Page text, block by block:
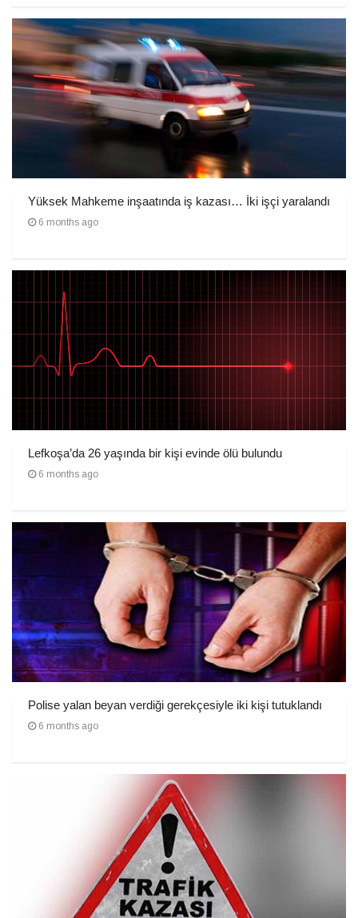
Yüksek Mahkeme inşaatında iş kazası… İki işçi yaralandı
6 months ago
Lefkoşa’da 26 yaşında bir kişi evinde ölü bulundu
6 months ago
Polise yalan beyan verdiği gerekçesiyle iki kişi tutuklandı
6 months ago